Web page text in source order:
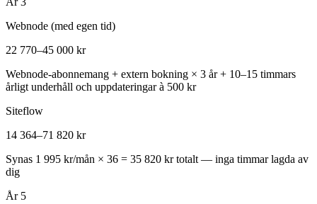
Webnode (med egen tid)
22 770–45 000 kr
Webnode-abonnemang + extern bokning × 3 år + 10–15 timmars
årligt underhåll och uppdateringar à 500 kr
Siteflow
14 364–71 820 kr
Synas 1 995 kr/mån × 36 = 35 820 kr totalt — inga timmar lagda av
dig
År 5